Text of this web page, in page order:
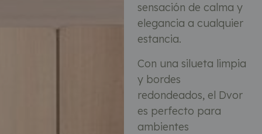
sensación de calma y
elegancia a cualquier
estancia.
Con una silueta limpia
y bordes
redondeados, el Dvor
es perfecto para
ambientes